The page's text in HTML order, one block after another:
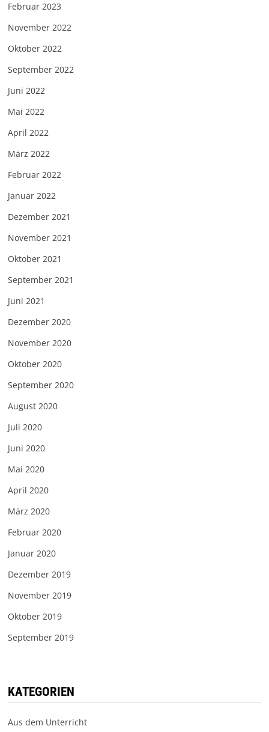
Februar 2023
November 2022
Oktober 2022
September 2022
Juni 2022
Mai 2022
April 2022
März 2022
Februar 2022
Januar 2022
Dezember 2021
November 2021
Oktober 2021
September 2021
Juni 2021
Dezember 2020
November 2020
Oktober 2020
September 2020
August 2020
Juli 2020
Juni 2020
Mai 2020
April 2020
März 2020
Februar 2020
Januar 2020
Dezember 2019
November 2019
Oktober 2019
September 2019
KATEGORIEN
Aus dem Unterricht